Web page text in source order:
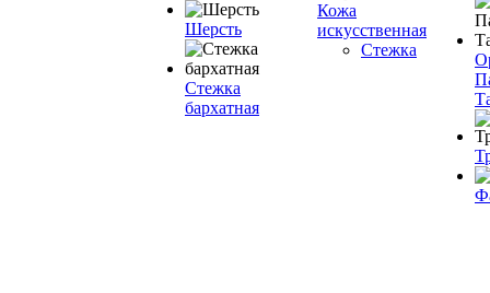
Шерсть
Стежка
бархатная
Кожа
искусственная
Стежка